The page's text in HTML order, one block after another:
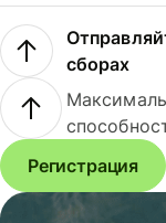
сборах
Регистрация